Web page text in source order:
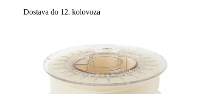
Dostava do 12. kolovoza